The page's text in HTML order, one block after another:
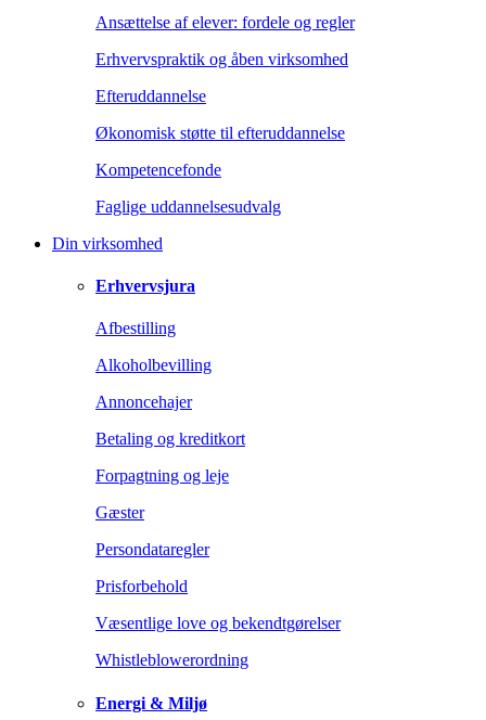
Ansættelse af elever: fordele og regler
Erhvervspraktik og åben virksomhed
Efteruddannelse
Økonomisk støtte til efteruddannelse
Kompetencefonde
Faglige uddannelsesudvalg
Din virksomhed
Erhvervsjura
Afbestilling
Alkoholbevilling
Annoncehajer
Betaling og kreditkort
Forpagtning og leje
Gæster
Persondataregler
Prisforbehold
Væsentlige love og bekendtgørelser
Whistleblowerordning
Energi & Miljø